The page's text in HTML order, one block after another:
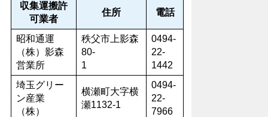
収集運搬許
可業者
住所 電話
昭和通運
（株）影森
営業所
秩父市上影森
80-
1
0494-
22-
1442
埼玉グリー
ン産業
（株）
横瀬町大字横
瀬1132-1
0494-
22-
7966